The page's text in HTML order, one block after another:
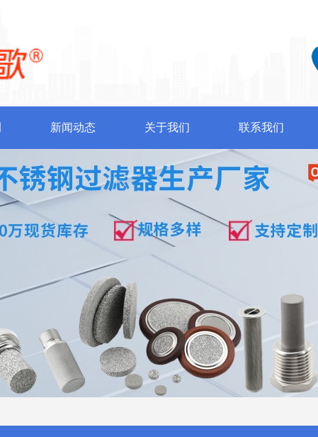
新闻动态 关于我们 联系我们